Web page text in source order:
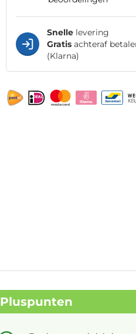
Snellelevering
Gratisachteraf
(Klarna)
Pluspunten